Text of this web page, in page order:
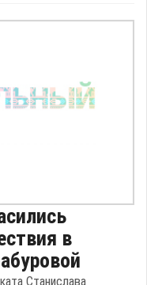
в
Станислава